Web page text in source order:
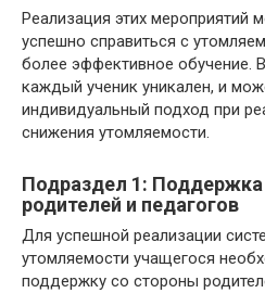
Реализация этих мероприятий
успешно справиться с
более эффективное обучение.
каждый ученик уникален, и
индивидуальный подход при
снижения утомляемости.
Подраздел 1:
родителей и педагогов
Для успешной реализации
утомляемости учащегося
поддержку со стороны